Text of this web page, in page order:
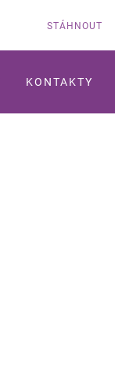
STÁHNOUT
KONTAKTY